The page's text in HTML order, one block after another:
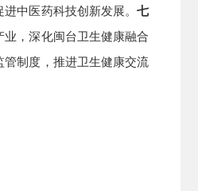
中医药科技创新发展。 七
，深化闽台卫生健康融合
制度，推进卫生健康交流